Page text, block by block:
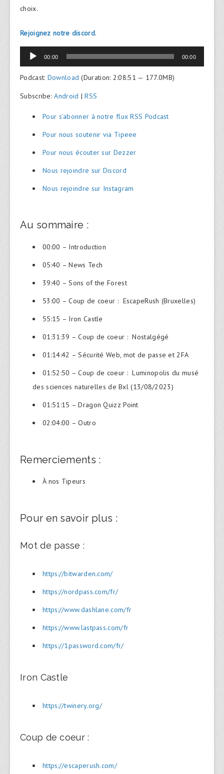
choix.
Rejoignez notre discord.
Lecteur
audio
00:00 00:00
Podcast: Download (Duration: 2:08:51 — 177.0MB)
Subscribe:Android |RSS
Pour s’abonner à notre flux RSS Podcast
Pour nous soutenir via Tipeee
Pour nous écouter sur Dezzer
Nous rejoindre sur Discord
Nous rejoindre sur Instagram
Au sommaire :
00:00 – Introduction
05:40 – News Tech
39:40 – Sons of the Forest
53:00 – Coup de coeur : EscapeRush (Bruxelles)
55:15 – Iron Castle
01:31:39 – Coup de coeur : Nostalgégé
01:14:42 – Sécurité Web, mot de passe et 2FA
01:52:50 – Coup de coeur : Luminopolis du musé
des sciences naturelles de Bxl (13/08/2023)
01:51:15 – Dragon Quizz Point
02:04:00 – Outro
Remerciements :
À nos Tipeurs
Pour en savoir plus :
Mot de passe :
https://bitwarden.com/
https://nordpass.com/fr/
https://www.dashlane.com/fr
https://www.lastpass.com/fr
https://1password.com/fr/
Iron Castle
https://twinery.org/
Coup de coeur :
https://escaperush.com/